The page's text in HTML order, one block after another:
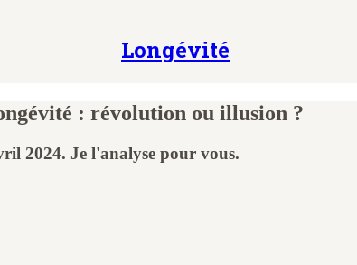
Longévité
: révolution ou illusion ?
2024. Je l'analyse pour vous.